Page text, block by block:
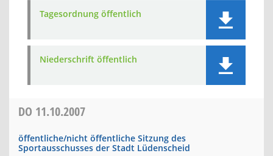
Tagesordnung öffentlich
Niederschrift öffentlich
DO 11.10.2007
öffentliche/nicht öffentliche Sitzung des
Sportausschusses der Stadt Lüdenscheid